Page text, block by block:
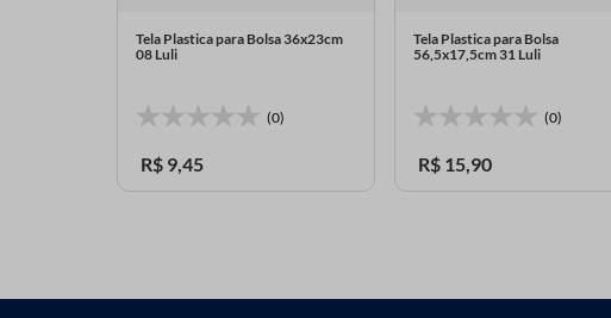
Tela Plastica para Bolsa 36x23cm
08 Luli
(0)
R$ 9,45
Tela Plastica para Bolsa
56,5x17,5cm 31 Luli
(0)
R$ 15,90